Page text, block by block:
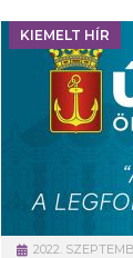
KIEMELT HÍR
2022.